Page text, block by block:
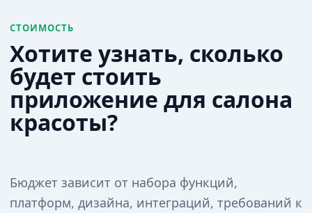
СТОИМОСТЬ
Хотите узнать, сколько
будет стоить
приложение для салона
красоты?
Бюджет зависит от набора функций,
платформ, дизайна, интеграций, требований к